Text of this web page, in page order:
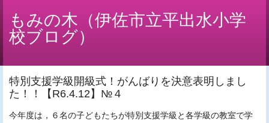
もみの木（伊佐市立平出水小学
校ブログ）
特別支援学級開級式！がんばりを決意表明しまし
た！！【R6.4.12】№４
今年度は，６名の子どもたちが特別支援学級と各学級の教室で学